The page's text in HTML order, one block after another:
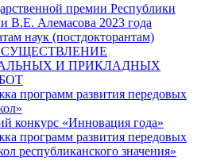
премии Республики
В.Е. Алемасова 2023 года
наук (постдокторантам)
И ПРИКЛАДНЫХ
программ развития передовых
конкурс «Инновация года»
программ развития передовых
республиканского значения»